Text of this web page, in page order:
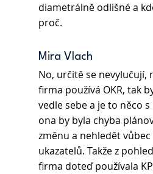
diametrálně odlišné a
proč.
Mira Vlach
No, určitě se nevylučují,
firma používá OKR, tak
vedle sebe a je to něco
ona by byla chyba
změnu a nehledět vůbec
ukazatelů. Takže z
firma doteď používala